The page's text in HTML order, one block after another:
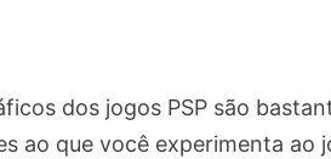
dos jogos PSP são
ao que você experimenta ao